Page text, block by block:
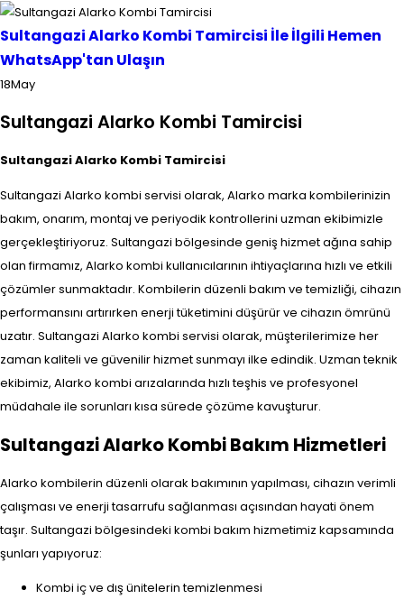
Sultangazi Alarko Kombi Tamircisi İle İlgili Hemen
WhatsApp'tan Ulaşın
18May
Sultangazi Alarko Kombi Tamircisi
Sultangazi Alarko Kombi Tamircisi
Sultangazi Alarko kombi servisi olarak, Alarko marka kombilerinizin
bakım, onarım, montaj ve periyodik kontrollerini uzman ekibimizle
gerçekleştiriyoruz. Sultangazi bölgesinde geniş hizmet ağına sahip
olan firmamız, Alarko kombi kullanıcılarının ihtiyaçlarına hızlı ve etkili
çözümler sunmaktadır. Kombilerin düzenli bakım ve temizliği, cihazın
performansını artırırken enerji tüketimini düşürür ve cihazın ömrünü
uzatır. Sultangazi Alarko kombi servisi olarak, müşterilerimize her
zaman kaliteli ve güvenilir hizmet sunmayı ilke edindik. Uzman teknik
ekibimiz, Alarko kombi arızalarında hızlı teşhis ve profesyonel
müdahale ile sorunları kısa sürede çözüme kavuşturur.
Sultangazi Alarko Kombi Bakım Hizmetleri
Alarko kombilerin düzenli olarak bakımının yapılması, cihazın verimli
çalışması ve enerji tasarrufu sağlanması açısından hayati önem
taşır. Sultangazi bölgesindeki kombi bakım hizmetimiz kapsamında
şunları yapıyoruz:
Kombi iç ve dış ünitelerin temizlenmesi